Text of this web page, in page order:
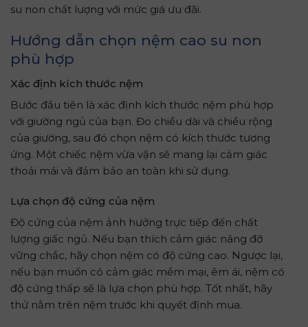
su non chất lượng với mức giá ưu đãi.
Hướng dẫn chọn nệm cao su non
phù hợp
Xác định kích thước nệm
Bước đầu tiên là xác định kích thước nệm phù hợp
với giường ngủ của bạn. Đo chiều dài và chiều rộng
của giường, sau đó chọn nệm có kích thước tương
ứng. Một chiếc nệm vừa vặn sẽ mang lại cảm giác
thoải mái và đảm bảo an toàn khi sử dụng.
Lựa chọn độ cứng của nệm
Độ cứng của nệm ảnh hưởng trực tiếp đến chất
lượng giấc ngủ. Nếu bạn thích cảm giác nâng đỡ
vững chắc, hãy chọn nệm có độ cứng cao. Ngược lại,
nếu bạn muốn có cảm giác mềm mại, êm ái, nệm có
độ cứng thấp sẽ là lựa chọn phù hợp. Tốt nhất, hãy
thử nằm trên nệm trước khi quyết định mua.